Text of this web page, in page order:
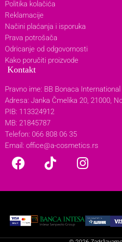
Politika kolačića
Reklamacije
Načini plaćanja i isporuka
Prava potrošača
Odricanje od odgovornosti
Kako poručiti proizvode
Kontakt
Pravno ime: BB Bonaca International
Adresa: Janka Čmelika 20, 21000,
PIB: 113324912
MB: 21845787
Telefon: 066 808 06 35
Email: office@a-cosmetics.rs